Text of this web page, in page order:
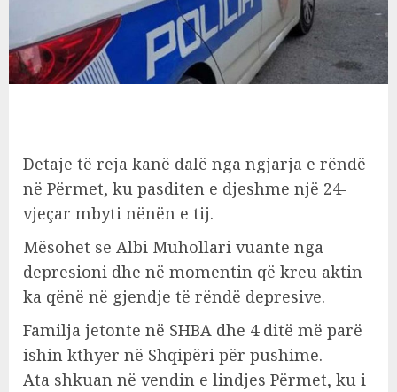
Detaje të reja kanë dalë nga ngjarja e rëndë
në Përmet, ku pasditen e djeshme një 24-
vjeçar mbyti nënën e tij.
Mësohet se Albi Muhollari vuante nga
depresioni dhe në momentin që kreu aktin
ka qënë në gjendje të rëndë depresive.
Familja jetonte në SHBA dhe 4 ditë më parë
ishin kthyer në Shqipëri për pushime.
Ata shkuan në vendin e lindjes Përmet, ku i